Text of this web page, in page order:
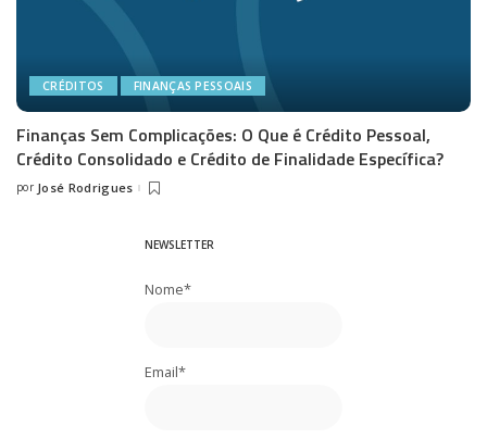
CRÉDITOS FINANÇAS PESSOAIS
Finanças Sem Complicações: O Que é Crédito Pessoal,
Crédito Consolidado e Crédito de Finalidade Específica?
Posted
por José Rodrigues
NEWSLETTER
Nome*
Email*